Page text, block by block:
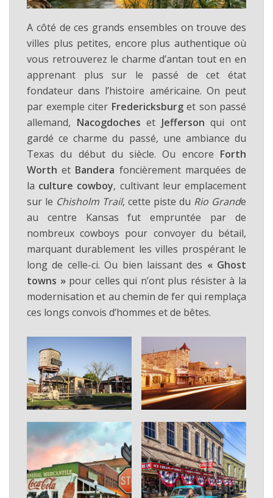
A côté de ces grands ensembles on trouve des
villes plus petites, encore plus authentique où
vous retrouverez le charme d’antan tout en en
apprenant plus sur le passé de cet état
fondateur dans l’histoire américaine. On peut
par exemple citer Fredericksburg et son passé
allemand, Nacogdocheset Jeffersonqui ont
gardé ce charme du passé, une ambiance du
Texas du début du siècle. Ou encore Forth
Worth et Bandera foncièrement marquées de
la culture cowboy, cultivant leur emplacement
sur le Chisholm Trail, cette piste du Rio Grande
au centre Kansas fut empruntée par de
nombreux cowboys pour convoyer du bétail,
marquant durablement les villes prospérant le
long de celle-ci. Ou bien laissant des « Ghost
towns » pour celles qui n’ont plus résister à la
modernisation et au chemin de fer qui remplaça
ces longs convois d’hommes et de bêtes.